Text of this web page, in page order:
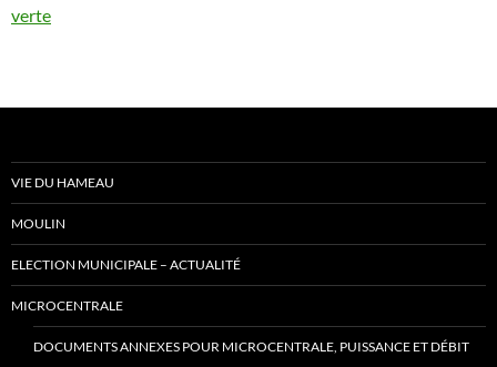
verte
VIE DU HAMEAU
MOULIN
ELECTION MUNICIPALE – ACTUALITÉ
MICROCENTRALE
DOCUMENTS ANNEXES POUR MICROCENTRALE, PUISSANCE ET DÉBIT